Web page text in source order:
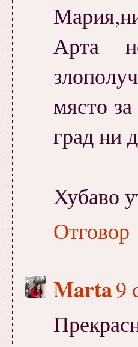
Арта
място
град ни
Хубаво
Отговор
Marta9